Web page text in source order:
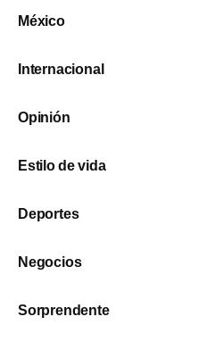
México
Internacional
Opinión
Estilo de vida
Deportes
Negocios
Sorprendente